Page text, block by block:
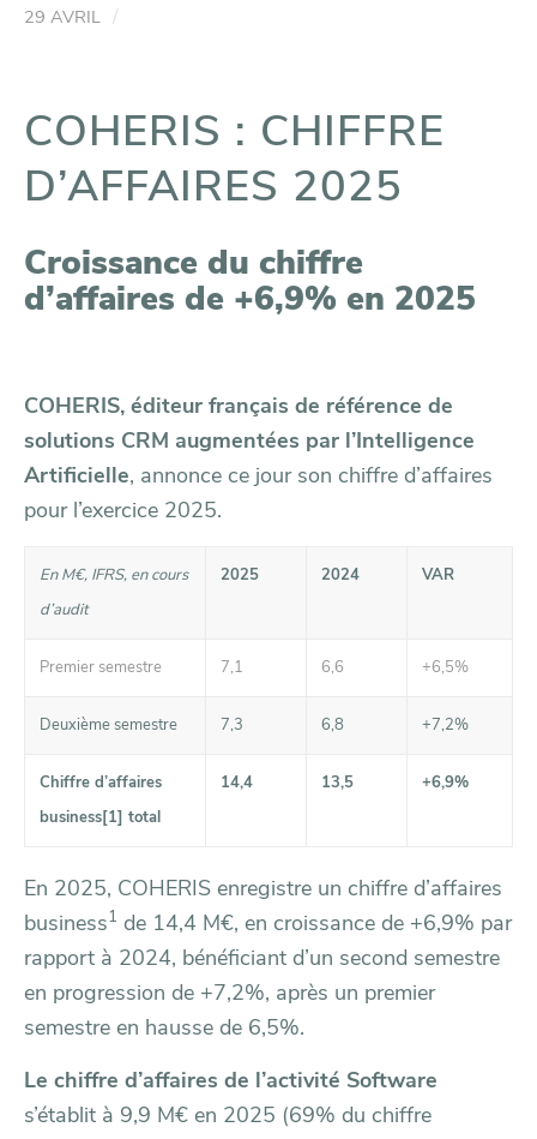
29 AVRIL /
COHERIS : CHIFFRE
D’AFFAIRES 2025
Croissance du chiffre
d’affaires de +6,9% en 2025
COHERIS, éditeur français de référence de
solutions CRM augmentées par l’Intelligence
Artificielle, annonce ce jour son chiffre d’affaires
pour l’exercice 2025.
En M€, IFRS, en cours
d’audit
2025 2024 VAR
Premier semestre 7,1 6,6 +6,5%
Deuxième semestre 7,3 6,8 +7,2%
Chiffre d’affaires
business[1] total
14,4 13,5 +6,9%
En 2025, COHERIS enregistre un chiffre d’affaires
business1 de 14,4 M€, en croissance de +6,9% par
rapport à 2024, bénéficiant d’un second semestre
en progression de +7,2%, après un premier
semestre en hausse de 6,5%.
Le chiffre d’affaires de l’activité Software
s’établit à 9,9 M€ en 2025 (69% du chiffre